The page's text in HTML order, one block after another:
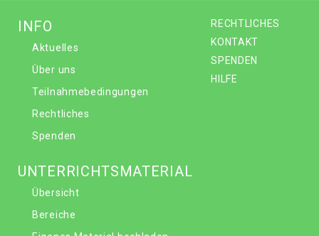
RECHTLICHES
KONTAKT
SPENDEN
HILFE
INFO
Aktuelles
Über uns
Teilnahmebedingungen
Rechtliches
Spenden
UNTERRICHTSMATERIAL
Übersicht
Bereiche